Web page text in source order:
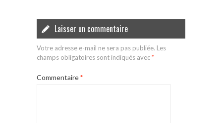
Laisser un commentaire
Votre adresse e-mail ne sera pas publiée. Les
champs obligatoires sont indiqués avec*
Commentaire*